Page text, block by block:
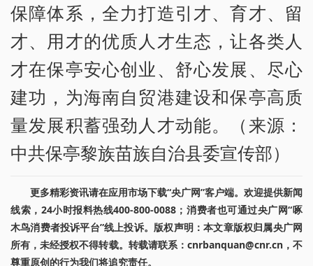
保障体系，全力打造引才、育才、留
才、用才的优质人才生态，让各类人
才在保亭安心创业、舒心发展、尽心
建功，为海南自贸港建设和保亭高质
量发展积蓄强劲人才动能。（来源：
中共保亭黎族苗族自治县委宣传部）
更多精彩资讯请在应用市场下载“央广网”客户端。欢迎提供新闻
线索，24小时报料热线400-800-0088；消费者也可通过央广网“啄
木鸟消费者投诉平台”线上投诉。版权声明：本文章版权归属央广网
所有，未经授权不得转载。转载请联系：cnrbanquan@cnr.cn，不
尊重原创的行为我们将追究责任。